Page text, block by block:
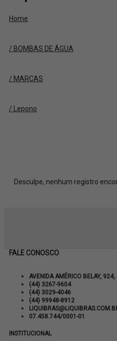
Home
/ BOMBAS DE ÁGUA
/ MARCAS
/ Lepono
Desculpe, nenhum registro
FALE CONOSCO
AVENIDA AMÉRICO BELAY,
(44) 3267-9604
(44) 3029-4046
(44) 99948-8912
07.458.744/0001-01
INSTITUCIONAL